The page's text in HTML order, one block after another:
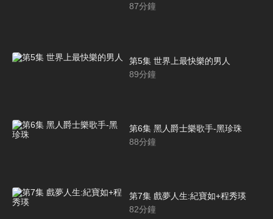
87分鐘
第5集 世界上最快樂的男人
89分鐘
第6集 黑人爵士樂歌手-黑珍珠
88分鐘
第7集 戲夢人生:紀寶如+程秀瑛
82分鐘